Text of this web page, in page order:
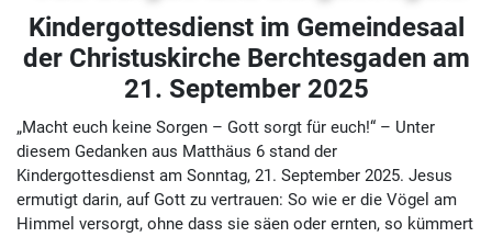
Kindergottesdienst im Gemeindesaal
der Christuskirche Berchtesgaden am
21. September 2025
„Macht euch keine Sorgen – Gott sorgt für euch!“ – Unter
diesem Gedanken aus Matthäus 6 stand der
Kindergottesdienst am Sonntag, 21. September 2025. Jesus
ermutigt darin, auf Gott zu vertrauen: So wie er die Vögel am
Himmel versorgt, ohne dass sie säen oder ernten, so kümmert